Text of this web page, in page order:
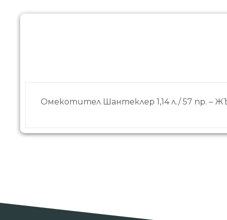
Омекотител Шантеклер 1,14 л./ 57 пр. –